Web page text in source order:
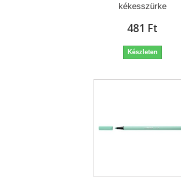
kékesszürke
481 Ft‎
Készleten